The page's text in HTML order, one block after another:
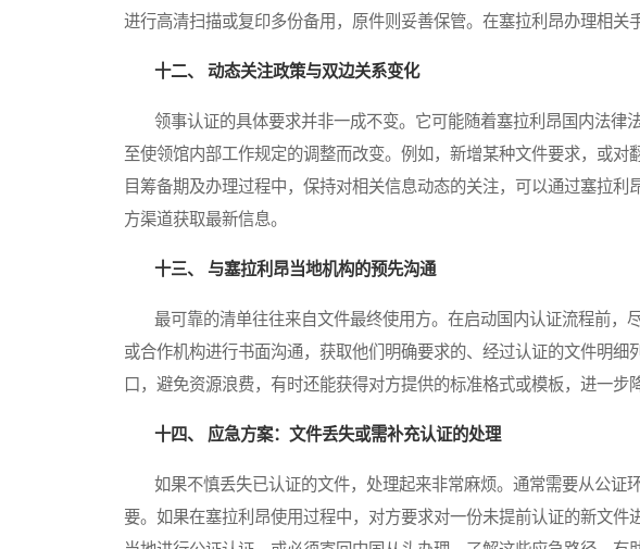
进行高清扫描或复印多份备用，原件则妥善保管。在塞拉利昂办理相关
十二、 动态关注政策与双边关系变化
领事认证的具体要求并非一成不变。它可能随着塞拉利昂国内法律
至使领馆内部工作规定的调整而改变。例如，新增某种文件要求，或对
目筹备期及办理过程中，保持对相关信息动态的关注，可以通过塞拉
方渠道获取最新信息。
十三、 与塞拉利昂当地机构的预先沟通
最可靠的清单往往来自文件最终使用方。在启动国内认证流程前，
或合作机构进行书面沟通，获取他们明确要求的、经过认证的文件明细
口，避免资源浪费，有时还能获得对方提供的标准格式或模板，进一步
十四、 应急方案：文件丢失或需补充认证的处理
如果不慎丢失已认证的文件，处理起来非常麻烦。通常需要从公证
要。如果在塞拉利昂使用过程中，对方要求对一份未提前认证的新文件